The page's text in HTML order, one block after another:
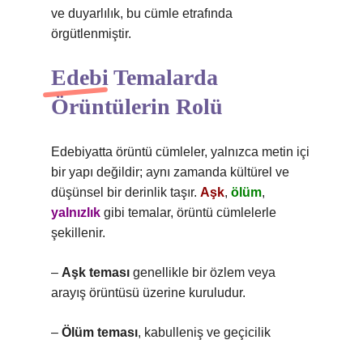
ve duyarlılık, bu cümle etrafında
örgütlenmiştir.
Edebi Temalarda
Örüntülerin Rolü
Edebiyatta örüntü cümleler, yalnızca metin içi
bir yapı değildir; aynı zamanda kültürel ve
düşünsel bir derinlik taşır. Aşk, ölüm,
yalnızlık gibi temalar, örüntü cümlelerle
şekillenir.
– Aşk teması genellikle bir özlem veya
arayış örüntüsü üzerine kuruludur.
– Ölüm teması, kabulleniş ve geçicilik